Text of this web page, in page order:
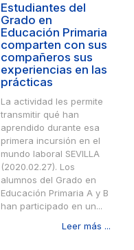
Estudiantes del
Grado en
Educación Primaria
comparten con sus
compañeros sus
experiencias en las
prácticas
La actividad les permite
transmitir qué han
aprendido durante esa
primera incursión en el
mundo laboral SEVILLA
(2020.02.27). Los
alumnos del Grado en
Educación Primaria A y B
han participado en un...
Leer más ...